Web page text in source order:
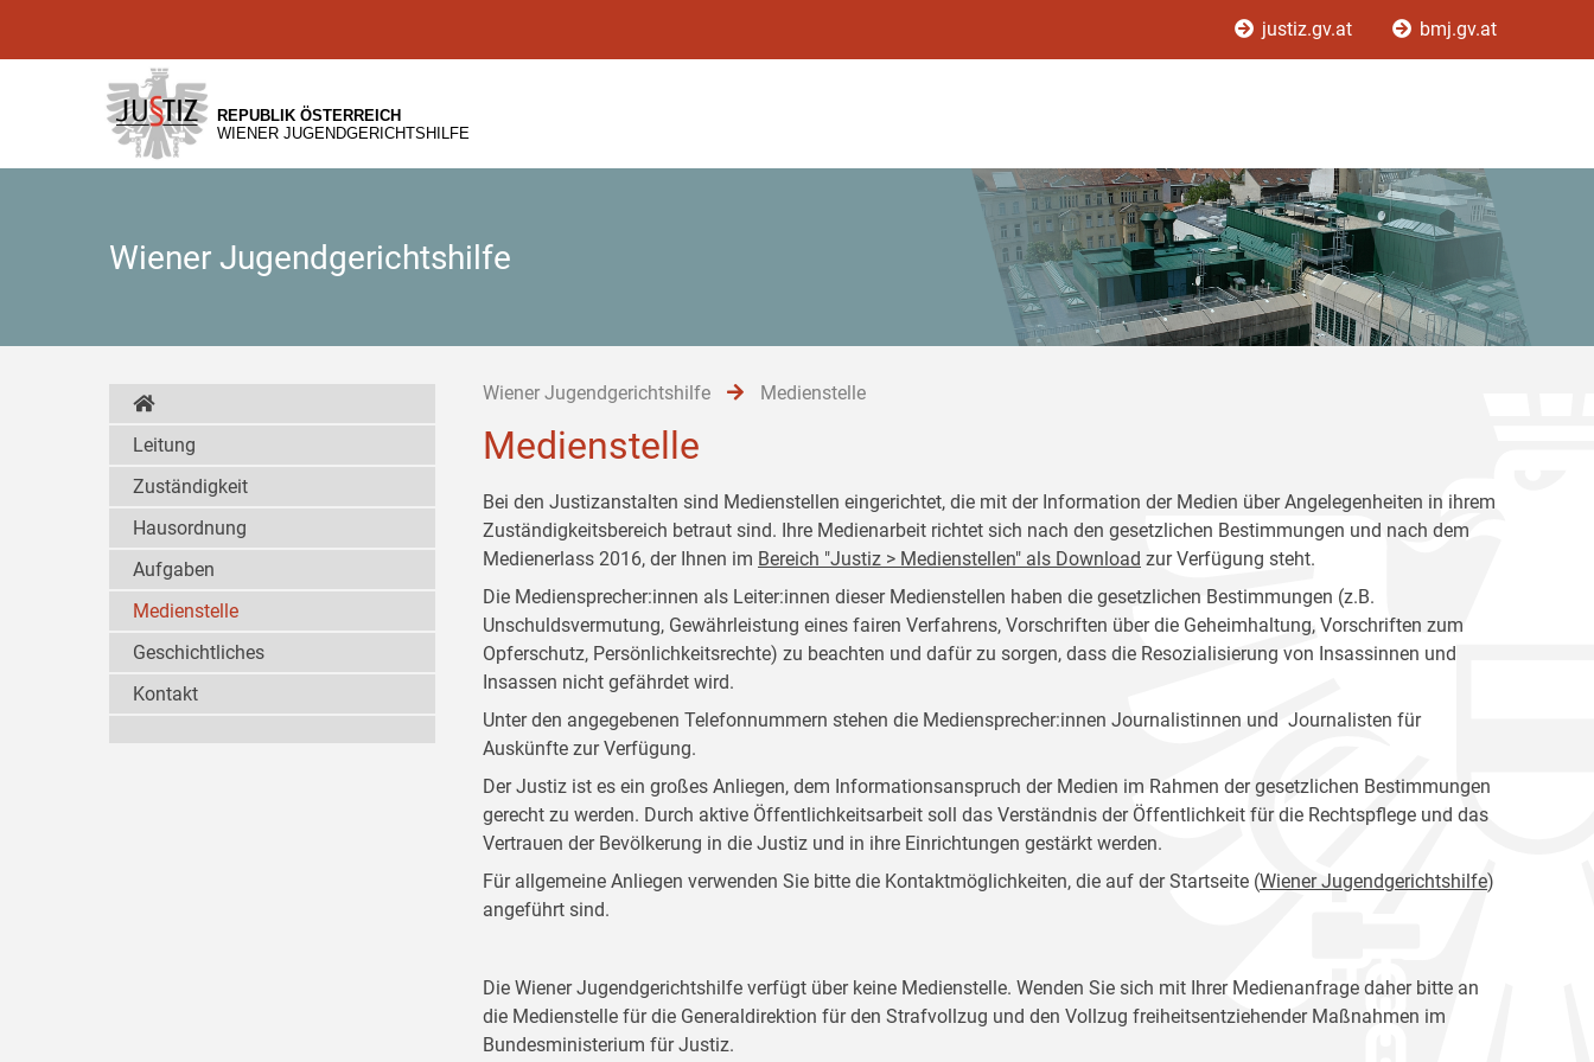
[1]
[2]
[3]
justiz.gv.at bmj.gv.at
REPUBLIK ÖSTERREICH
WIENER JUGENDGERICHTSHILFE
Wiener Jugendgerichtshilfe
Wiener Jugendgerichtshilfe Medienstelle
Medienstelle
Bei den Justizanstalten sind Medienstellen eingerichtet, die mit der Information der Medien über Angelegenheiten in ihrem
Zuständigkeitsbereich betraut sind. Ihre Medienarbeit richtet sich nach den gesetzlichen Bestimmungen und nach dem
Medienerlass 2016, der Ihnen im Bereich "Justiz > Medienstellen" als Download zur Verfügung steht.
Die Mediensprecher:innen als Leiter:innen dieser Medienstellen haben die gesetzlichen Bestimmungen (z.B.
Unschuldsvermutung, Gewährleistung eines fairen Verfahrens, Vorschriften über die Geheimhaltung, Vorschriften zum
Opferschutz, Persönlichkeitsrechte) zu beachten und dafür zu sorgen, dass die Resozialisierung von Insassinnen und
Insassen nicht gefährdet wird.
Unter den angegebenen Telefonnummern stehen die Mediensprecher:innen Journalistinnen und Journalisten für
Auskünfte zur Verfügung.
Der Justiz ist es ein großes Anliegen, dem Informationsanspruch der Medien im Rahmen der gesetzlichen Bestimmungen
gerecht zu werden. Durch aktive Öffentlichkeitsarbeit soll das Verständnis der Öffentlichkeit für die Rechtspflege und das
Vertrauen der Bevölkerung in die Justiz und in ihre Einrichtungen gestärkt werden.
Für allgemeine Anliegen verwenden Sie bitte die Kontaktmöglichkeiten, die auf der Startseite (Wiener Jugendgerichtshilfe)
angeführt sind.
Die Wiener Jugendgerichtshilfe verfügt über keine Medienstelle. Wenden Sie sich mit Ihrer Medienanfrage daher bitte an
die Medienstelle für die Generaldirektion für den Strafvollzug und den Vollzug freiheitsentziehender Maßnahmen im
Bundesministerium für Justiz.
Leitung
Zuständigkeit
Hausordnung
Aufgaben
Medienstelle
Geschichtliches
Kontakt